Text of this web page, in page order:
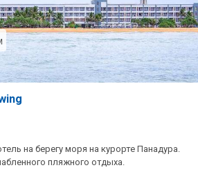
на берегу моря на курорте Панадура.
пляжного отдыха.